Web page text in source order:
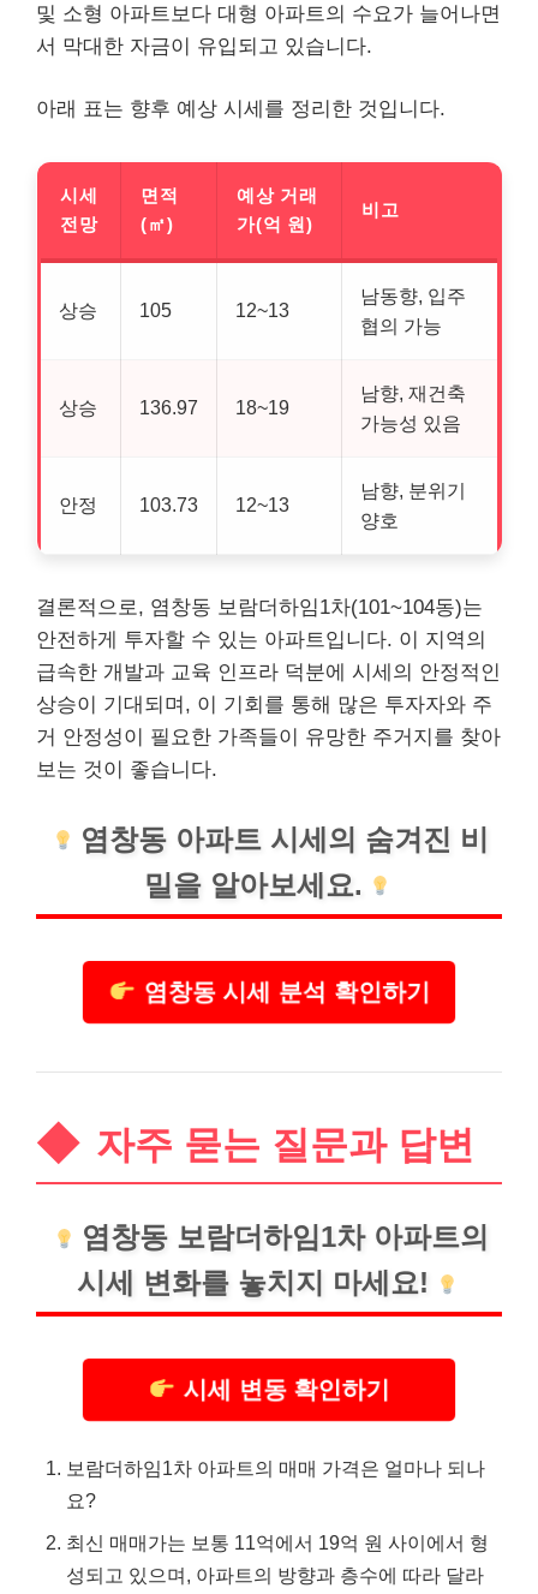
및 소형 아파트보다 대형 아파트의 수요가 늘어나면
서 막대한 자금이 유입되고 있습니다.
아래 표는 향후 예상 시세를 정리한 것입니다.
시세
전망
면적
(㎡)
예상 거래
가(억 원)
비고
상승 105 12~13
남동향, 입주
협의 가능
상승 136.97 18~19
남향, 재건축
가능성 있음
안정 103.73 12~13
남향, 분위기
양호
결론적으로, 염창동 보람더하임1차(101~104동)는
안전하게 투자할 수 있는 아파트입니다. 이 지역의
급속한 개발과 교육 인프라 덕분에 시세의 안정적인
상승이 기대되며, 이 기회를 통해 많은 투자자와 주
거 안정성이 필요한 가족들이 유망한 주거지를 찾아
보는 것이 좋습니다.
염창동 아파트 시세의 숨겨진 비
밀을 알아보세요.
염창동 시세 분석 확인하기
자주 묻는 질문과 답변
염창동 보람더하임1차 아파트의
시세 변화를 놓치지 마세요!
시세 변동 확인하기
보람더하임1차 아파트의 매매 가격은 얼마나 되나
요?
최신 매매가는 보통 11억에서 19억 원 사이에서 형
성되고 있으며, 아파트의 방향과 층수에 따라 달라